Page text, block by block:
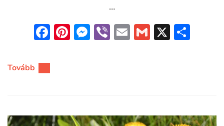
…
Facebook
Pinterest
Messenger
ViberEmailGmail
X
Tovább